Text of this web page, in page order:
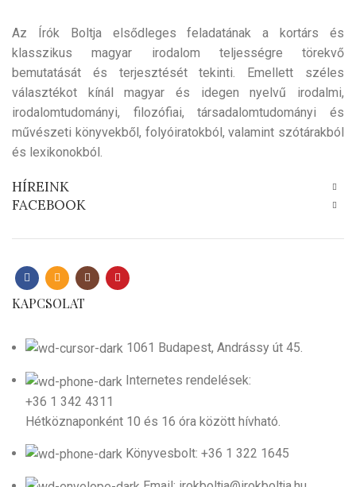
Az Írók Boltja elsődleges feladatának a kortárs és
klasszikus magyar irodalom teljességre törekvő
bemutatását és terjesztését tekinti. Emellett széles
választékot kínál magyar és idegen nyelvű irodalmi,
irodalomtudományi, filozófiai, társadalomtudományi és
művészeti könyvekből, folyóiratokból, valamint szótárakból
és lexikonokból.
HÍREINK
FACEBOOK
KAPCSOLAT
1061 Budapest, Andrássy út 45.
Internetes rendelések:
+36 1 342 4311
Hétköznaponként 10 és 16 óra között hívható.
Könyvesbolt: +36 1 322 1645